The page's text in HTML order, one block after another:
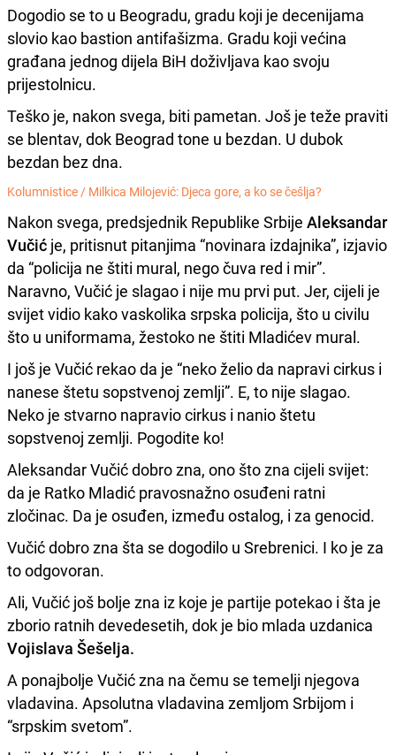
Dogodio se to u Beogradu, gradu koji je decenijama
slovio kao bastion antifašizma. Gradu koji većina
građana jednog dijela BiH doživljava kao svoju
prijestolnicu.
Teško je, nakon svega, biti pametan. Još je teže praviti
se blentav, dok Beograd tone u bezdan. U dubok
bezdan bez dna.
Kolumnistice / Milkica Milojević: Djeca gore, a ko se češlja?
Nakon svega, predsjednik Republike Srbije Aleksandar
Vučić je, pritisnut pitanjima “novinara izdajnika”, izjavio
da “policija ne štiti mural, nego čuva red i mir”.
Naravno, Vučić je slagao i nije mu prvi put. Jer, cijeli je
svijet vidio kako vaskolika srpska policija, što u civilu
što u uniformama, žestoko ne štiti Mladićev mural.
I još je Vučić rekao da je “neko želio da napravi cirkus i
nanese štetu sopstvenoj zemlji”. E, to nije slagao.
Neko je stvarno napravio cirkus i nanio štetu
sopstvenoj zemlji. Pogodite ko!
Aleksandar Vučić dobro zna, ono što zna cijeli svijet:
da je Ratko Mladić pravosnažno osuđeni ratni
zločinac. Da je osuđen, između ostalog, i za genocid.
Vučić dobro zna šta se dogodilo u Srebrenici. I ko je za
to odgovoran.
Ali, Vučić još bolje zna iz koje je partije potekao i šta je
zborio ratnih devedesetih, dok je bio mlada uzdanica
Vojislava Šešelja.
A ponajbolje Vučić zna na čemu se temelji njegova
vladavina. Apsolutna vladavina zemljom Srbijom i
“srpskim svetom”.